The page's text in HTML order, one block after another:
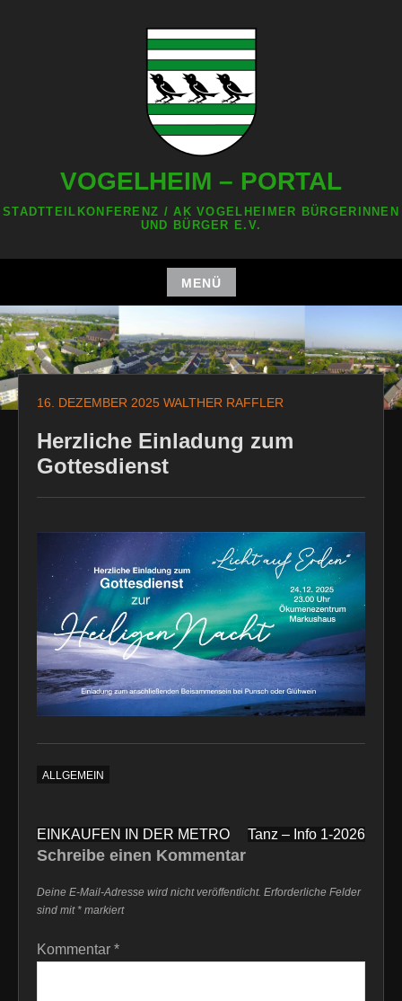
VOGELHEIM – PORTAL
STADTTEILKONFERENZ / AK VOGELHEIMER BÜRGERINNEN
UND BÜRGER E.V.
MENÜ
Zum
Inhalt
springen
16. DEZEMBER 2025 WALTHER RAFFLER
Herzliche Einladung zum
Gottesdienst
ALLGEMEIN
Beitragsnavigation
EINKAUFEN IN DER METRO Tanz – Info 1-2026
Schreibe einen Kommentar
Deine E-Mail-Adresse wird nicht veröffentlicht. Erforderliche Felder
sind mit * markiert
Kommentar *